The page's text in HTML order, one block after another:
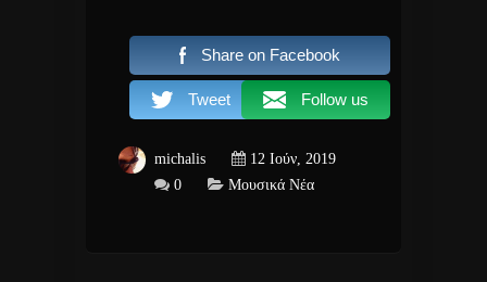
Share on Facebook
Tweet Follow us
michalis
12 Ιούν, 2019
0
Μουσικά Νέα